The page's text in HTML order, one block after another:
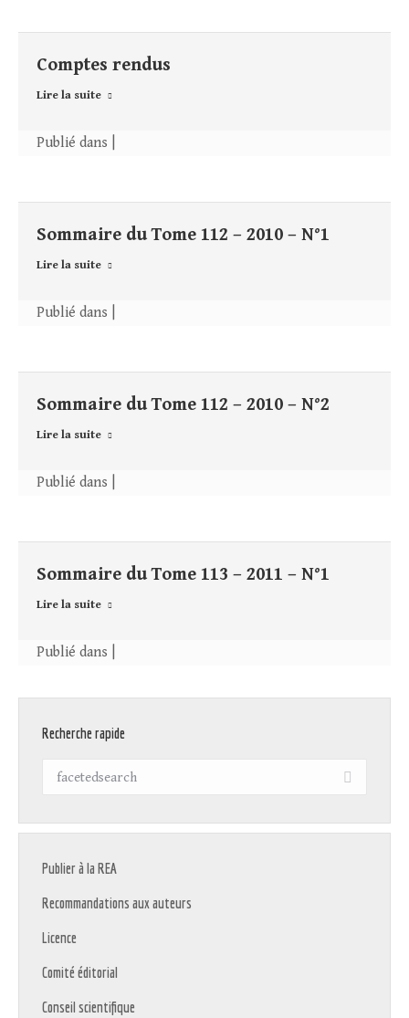
Comptes rendus
Lire la suite
Publié dans |
Sommaire du Tome 112 – 2010 – N°1
Lire la suite
Publié dans |
Sommaire du Tome 112 – 2010 – N°2
Lire la suite
Publié dans |
Sommaire du Tome 113 – 2011 – N°1
Lire la suite
Publié dans |
Recherche rapide
Recherche
Publier à la REA
Recommandations aux auteurs
Licence
Comité éditorial
Conseil scientifique